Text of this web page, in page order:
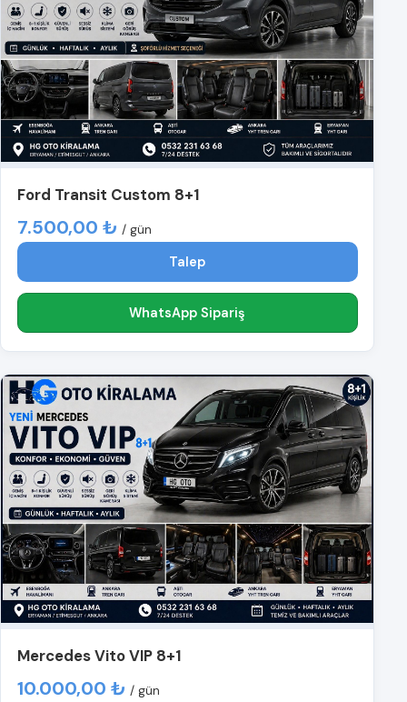
Ford Transit Custom 8+1
7.500,00 ₺ / gün
Talep
WhatsApp Sipariş
Mercedes Vito VIP 8+1
10.000,00 ₺ / gün